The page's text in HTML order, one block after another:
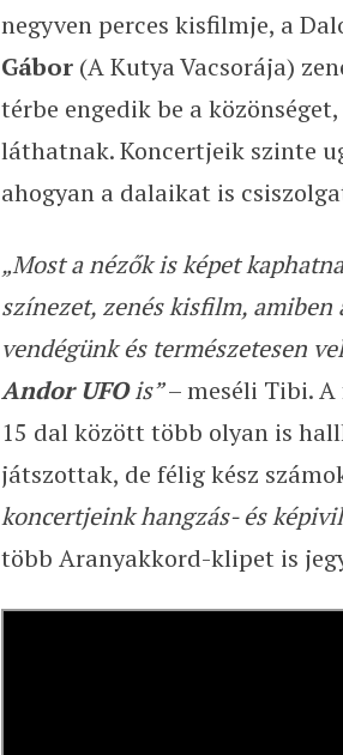
negyven perces kisfilmje, a
Gábor(A Kutya Vacsorája)
térbe engedik be a
láthatnak. Koncertjeik szinte
ahogyan a dalaikat is
„Most a nézők is képet
színezet, zenés kisfilm, amiben
vendégünk és természetesen
Andor UFOis”– meséli Tibi. A
15 dal között több olyan is
játszottak, de félig kész
koncertjeink hangzás- és
több Aranyakkord-klipet is